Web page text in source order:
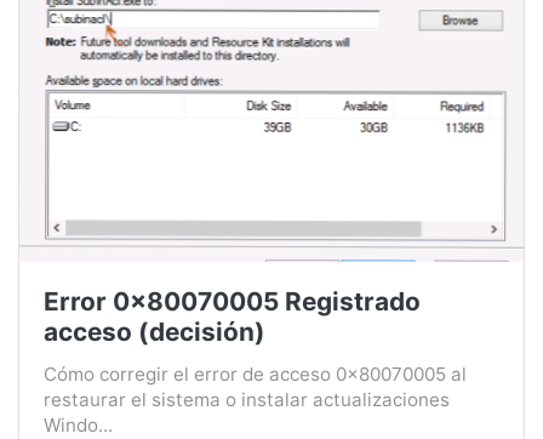
Error 0x80070005 Registrado
acceso (decisión)
Cómo corregir el error de acceso 0x80070005 al
restaurar el sistema o instalar actualizaciones
Windo...